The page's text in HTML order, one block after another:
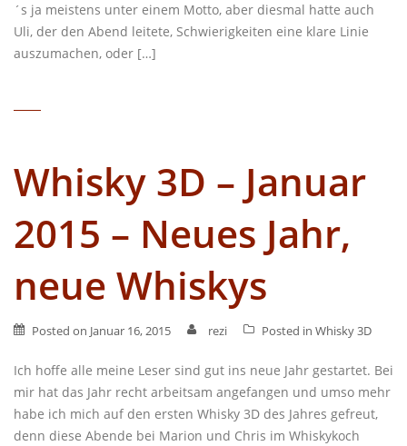
´s ja meistens unter einem Motto, aber diesmal hatte auch
Uli, der den Abend leitete, Schwierigkeiten eine klare Linie
auszumachen, oder […]
Whisky 3D – Januar
2015 – Neues Jahr,
neue Whiskys
Posted on Januar 16, 2015 rezi Posted in Whisky 3D
Ich hoffe alle meine Leser sind gut ins neue Jahr gestartet. Bei
mir hat das Jahr recht arbeitsam angefangen und umso mehr
habe ich mich auf den ersten Whisky 3D des Jahres gefreut,
denn diese Abende bei Marion und Chris im Whiskykoch